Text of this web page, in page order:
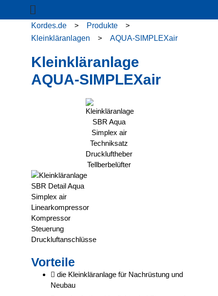
Kordes.de > Produkte >
Kleinkläranlagen > AQUA-SIMPLEXair
Kleinkläranlage
AQUA-SIMPLEXair
Vorteile
die Kleinkläranlage für Nachrüstung und
Neubau